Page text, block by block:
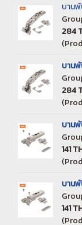
บานพั
284
บานพั
284
บาน
141
บาน
141